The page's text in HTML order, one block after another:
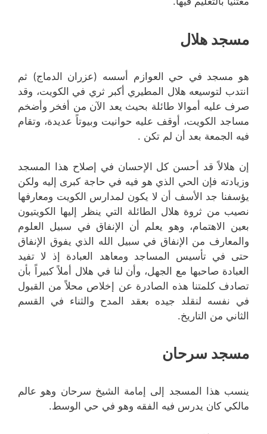
مسجد هلال
هو مسجد في حي العوازم أسسه (عزران الدماج) ثم
انتدب لتوسيعه هلال المطيري أكبر ثري في الكويت، وقد
صرف عليه أموالا طائلة بحيث يعد الآن من أفخر وأضخم
مساجد الكويت، أوقف عليه حوانيت وبيوتاً عديدة، وتقام
فيه الجمعة بعد أن لم تكن .
إن هلالاً قد أحسن كل الإحسان في إصلاح هذا المسجد
وزيادته فإن الحي الذي هو فيه في حاجة كبرى إليه ولكن
يؤسفنا جد الأسف أن لا يكون لمدارس الكويت ومعارفها
نصيب من ثروة هلال الطائلة التي ينظر إليها الكويتيون
بعين الاهتمام، وهو يعلم أن الإنفاق في سبيل العلوم
والمعارف من الإنفاق في سبيل الله الذي يفوق الإنفاق
حتى في تأسيس المساجد ومعاهد العبادة إذ لا تفيد
العبادة صاحبها مع الجهل، وأن لنا في هلال أملاً كبيراً بأن
تصادف كلمتنا هذه الصادرة عن إخلاص محلاً من القبول
في نفسه لنقلد جيده بعقد المدح والثناء في القسم
الثاني من التاريخ.
مسجد سرحان
ينسب هذا المسجد إلى إمامة الشيخ سرحان وهو عالم
مالكي كان يدرس فيه الفقه وهو في حي الوسط.